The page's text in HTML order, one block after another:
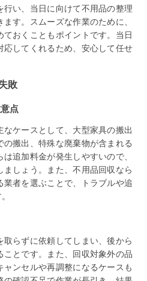
行い、当日に向けて不用品の整理
す。スムーズな作業のために、
おくこともポイントです。当日
してくれるため、安心して任せ
敗
点
ケースとして、大型家具の搬出
搬出、特殊な廃棄物が含まれる
追加料金が発生しやすいので、
しょう。また、不用品回収なら
者を選ぶことで、トラブルや追
らずに依頼してしまい、後から
とです。また、回収対象外の品
ンセルや再調整になるケースも